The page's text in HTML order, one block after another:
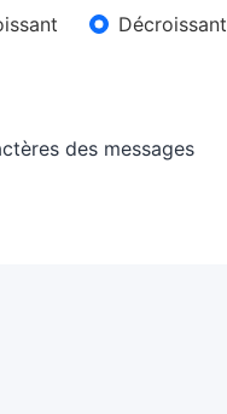
Décroissant
des messages